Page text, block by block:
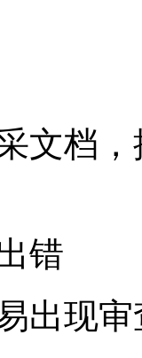
文档
错
易出